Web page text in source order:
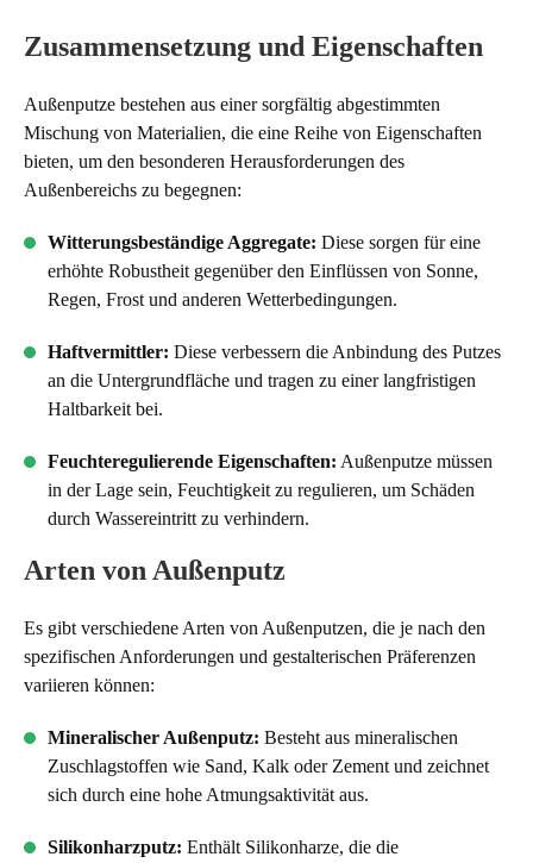
Zusammensetzung und Eigenschaften
Außenputze bestehen aus einer sorgfältig abgestimmten
Mischung von Materialien, die eine Reihe von Eigenschaften
bieten, um den besonderen Herausforderungen des
Außenbereichs zu begegnen:
Witterungsbeständige Aggregate: Diese sorgen für eine
erhöhte Robustheit gegenüber den Einflüssen von Sonne,
Regen, Frost und anderen Wetterbedingungen.
Haftvermittler: Diese verbessern die Anbindung des Putzes
an die Untergrundfläche und tragen zu einer langfristigen
Haltbarkeit bei.
Feuchteregulierende Eigenschaften: Außenputze müssen
in der Lage sein, Feuchtigkeit zu regulieren, um Schäden
durch Wassereintritt zu verhindern.
Arten von Außenputz
Es gibt verschiedene Arten von Außenputzen, die je nach den
spezifischen Anforderungen und gestalterischen Präferenzen
variieren können:
Mineralischer Außenputz: Besteht aus mineralischen
Zuschlagstoffen wie Sand, Kalk oder Zement und zeichnet
sich durch eine hohe Atmungsaktivität aus.
Silikonharzputz: Enthält Silikonharze, die die